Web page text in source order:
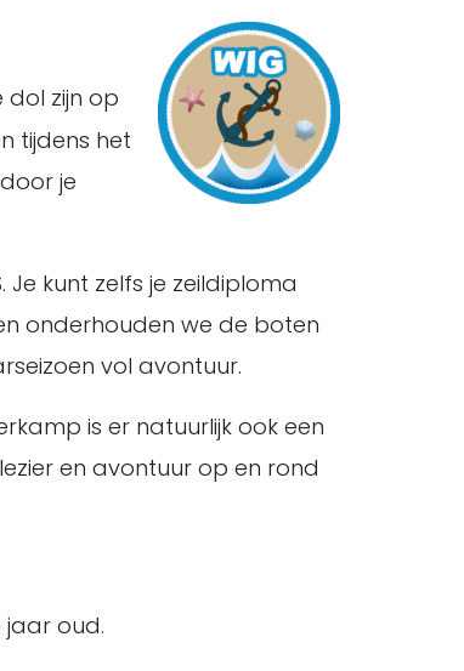
dol zijn op
tijdens het
je
Je kunt zelfs je zeildiploma
onderhouden we de boten
vol avontuur.
is er natuurlijk ook een
en avontuur op en rond
jaar oud.